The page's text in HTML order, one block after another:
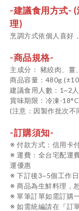
-建議食用方式-
理)
烹調方式依個人喜好
-商品規格-
主成分： 豬絞肉、薑
商品容量：480g
建議食用人數：1~2人
賞味期限：冷凍-
(注意：因製作批次不
-訂購須知-
※ 付款方式：信用卡
※ 運費：全台宅配運
運優惠
※ 下訂後3~5個工作
※ 商品為生鮮料理，
※ 單筆訂單如需訂購
※ 如需統編請在『訂